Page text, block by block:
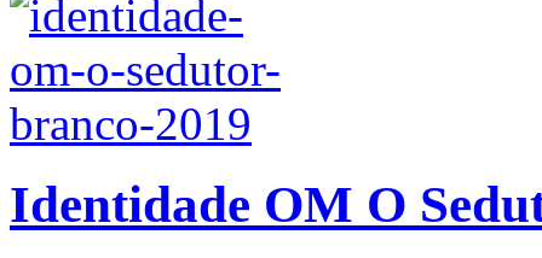
Identidade OM O